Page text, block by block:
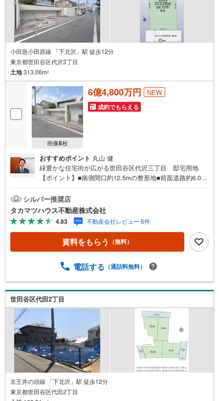
小田急小田原線 「下北沢」駅 徒歩12分
東京都世田谷区代沢3丁目
土地313.06m2
画像8枚
6億4,800万円 NEW
成約でもらえる
おすすめポイント 丸山 健
緑豊かな住宅街が広がる世田谷区代沢三丁目 邸宅用地
【ポイント】■南側間口約12.5mの整形地■前面道路約6.0m
駅が最寄り■建築条件無し■お好きなハウスメーカーにて建
築可能■現況建物解体後「更地」渡し
シルバー推奨店
タカマツハウス不動産株式会社
4.83 不動産会社レビュー 6件
資料をもらう （無料）
電話する （通話料無料）
世田谷区代田2丁目
京王井の頭線 「下北沢」駅 徒歩12分
東京都世田谷区代田2丁目